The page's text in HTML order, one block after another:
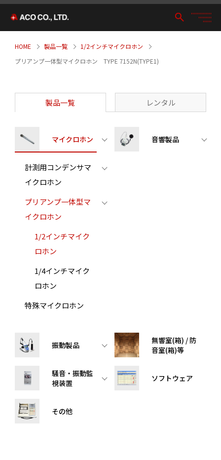
HOME 製品一覧
1/2インチマイクロホン
プリアンプ一体型マイクロホン TYPE 7152N(TYPE1)
製品一覧 レンタル
マイクロホン
計測用コンデンサマ
イクロホン
プリアンプ一体型マ
イクロホン
1/2インチマイク
ロホン
1/4インチマイク
ロホン
特殊マイクロホン
音響製品
振動製品
無響室(箱) / 防
音室(箱)等
騒音・振動監
視装置
ソフトウェア
その他